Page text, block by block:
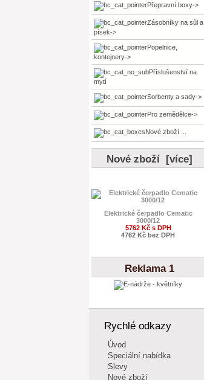
Přepravní boxy->
Zásobníky na sůl a
písek->
Popelnice,
kontejnery->
Příslušenství na
mytí
Sorbenty a sady->
Pro zemědělce->
Nové zboží ...
Nové zboží [více]
Elektrické čerpadlo Cematic
3000/12
5762 Kč s DPH
4762 Kč bez DPH
Reklama 1
Rychlé odkazy
Úvod
Speciální nabídka
Slevy
Nové zboží